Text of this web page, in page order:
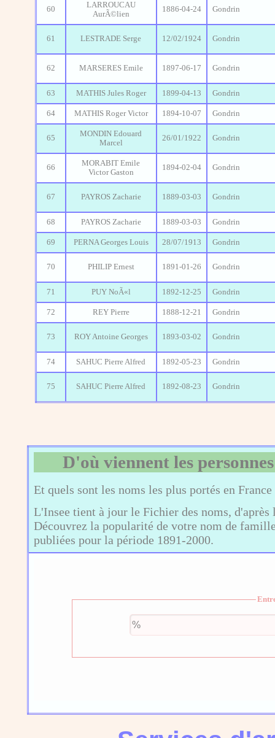
60
LARROUCAU
AurÃ©lien
1886-04-24 Gondrin
61 LESTRADE Serge 12/02/1924 Gondrin
62 MARSERES Emile 1897-06-17 Gondrin
63 MATHIS Jules Roger 1899-04-13 Gondrin
64 MATHIS Roger Victor 1894-10-07 Gondrin
65
MONDIN Edouard
Marcel
26/01/1922 Gondrin
66
MORABIT Emile
Victor Gaston
1894-02-04 Gondrin
67 PAYROS Zacharie 1889-03-03 Gondrin
68 PAYROS Zacharie 1889-03-03 Gondrin
69 PERNA Georges Louis 28/07/1913 Gondrin
70 PHILIP Ernest 1891-01-26 Gondrin
71 PUY NoÃ«l 1892-12-25 Gondrin
72 REY Pierre 1888-12-21 Gondrin
73 ROY Antoine Georges 1893-03-02 Gondrin
74 SAHUC Pierre Alfred 1892-05-23 Gondrin
75 SAHUC Pierre Alfred 1892-08-23 Gondrin
D'où viennent les
Et quels sont les noms les plus portés en
L'Insee tient à jour le Fichier des noms,
Découvrez la popularité de votre nom de
publiées pour la période 1891-2000.